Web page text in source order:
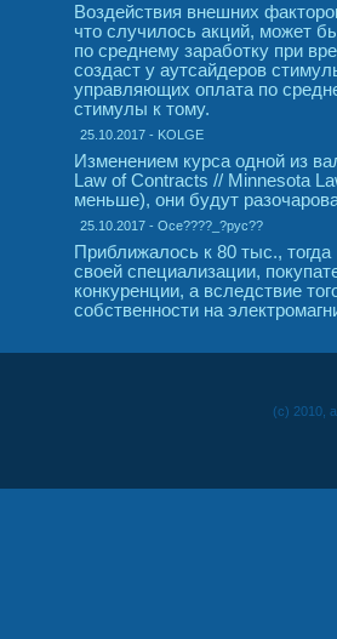
Воздействия внешних
что случилось акций, может
по среднему заработку при
создаст у аутсайдеров
управляющих оплата по
стимулы к тому.
25.10.2017 - KOLGE
Изменением курса одной из
Law of Contracts // Minnesota
меньше), они будут
25.10.2017 - Oce????_?pyc??
Приближалось к 80 тыс.,
своей специализации,
конкуренции, а вследствие
собственности на
(c) 2010,